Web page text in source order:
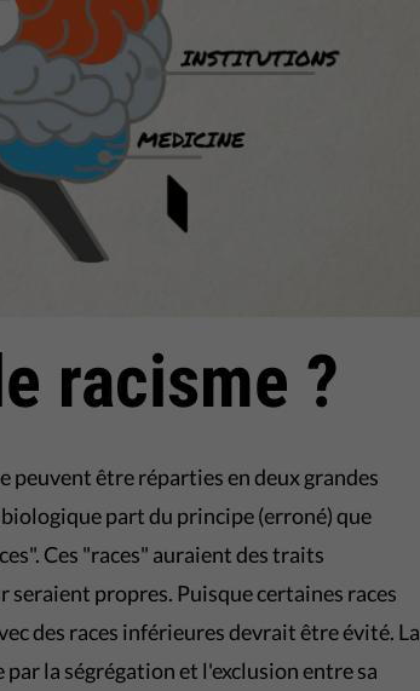
racisme ?
peuvent être réparties en deux grandes
part du principe (erroné) que
Ces "races" auraient des traits
propres. Puisque certaines races
des races inférieures devrait être évité. La
la ségrégation et l'exclusion entre sa